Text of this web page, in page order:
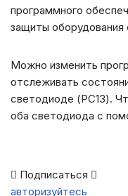
программного
защиты
Можно изменить
отслеживать
светодиоде (PC13).
оба светодиода с
Подписаться
авторизуйтесь